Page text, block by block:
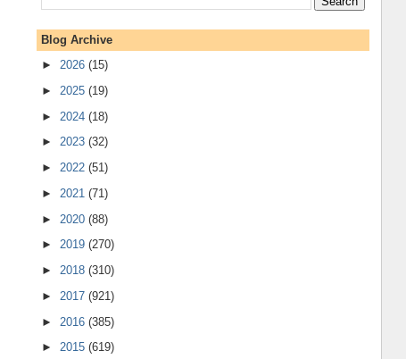
Blog Archive
► 2026 (15)
► 2025 (19)
► 2024 (18)
► 2023 (32)
► 2022 (51)
► 2021 (71)
► 2020 (88)
► 2019 (270)
► 2018 (310)
► 2017 (921)
► 2016 (385)
► 2015 (619)